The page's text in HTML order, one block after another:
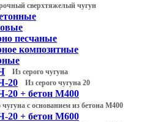
сверхтяжелый чугун
песчаные
композитные
Из серого чугуна
20 Из серого чугуна 20
+ бетон М400
чугуна с основанием из бетона М400
+ бетон М600